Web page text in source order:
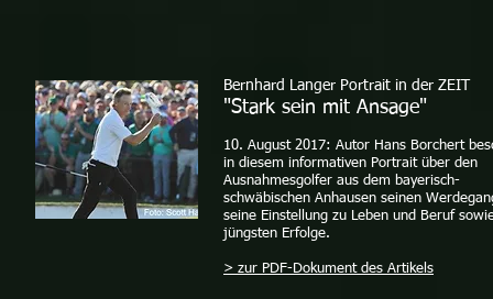
Bernhard Langer Portrait in der ZEIT
"Stark sein mit Ansage"
10. August 2017: Autor Hans Borchert
in diesem informativen Portrait über den
Ausnahmesgolfer aus dem bayerisch-
schwäbischen Anhausen seinen
seine Einstellung zu Leben und Beruf
jüngsten Erfolge.
> zur PDF-Dokument des Artikels